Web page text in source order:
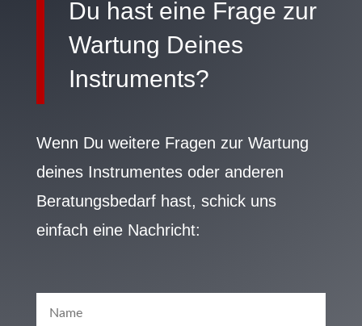
Du hast eine Frage zur
Wartung Deines
Instruments?
Wenn Du weitere Fragen zur Wartung
deines Instrumentes oder anderen
Beratungsbedarf hast, schick uns
einfach eine Nachricht: